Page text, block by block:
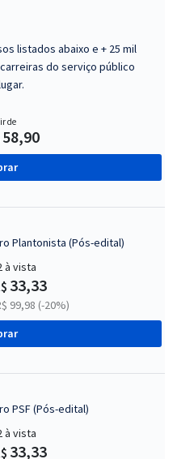
listados abaixo e + 25 mil
do serviço público
de
58,90
Plantonista (Pós-edital)
à vista
33,33
99,98 (-20%)
PSF (Pós-edital)
à vista
33,33